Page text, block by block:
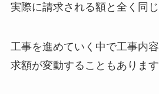
実際に請求される額と全く同
工事を進めていく中で工事内
求額が変動することもあります